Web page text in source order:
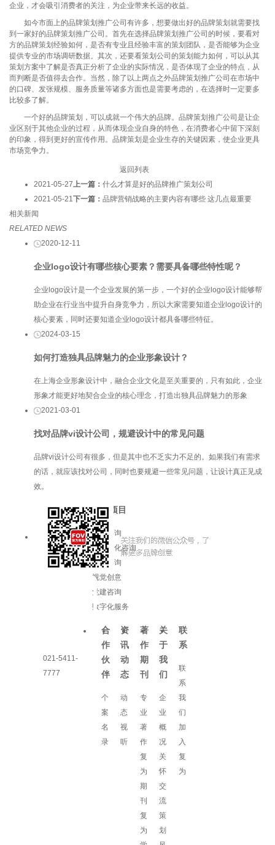
企业，才会吸引消费者的关注，为企业带来长远的收益。
如今市面上的品牌策划推广公司有许多，想要做出好的品牌策划就需要找
到一家好的品牌策划推广公司。首先在选择品牌策划推广公司的时候，要看对
方的品牌策划经验如何，是否有专业且经验丰富的策划团队，是否能够为企业
提供专业的市场调研数据。其次，还要看策划公司的策划能力如何，可以从其
策划方案中了解是否真正分析了企业的实际情况，是否体现了企业的特点，从
而判断是否值得去合作。当然，除了以上两点之外品牌策划推广公司在市场中
的口碑、发张规模、服务质量等诸多方面也是需要考虑的，在选择时一定要多
比较多了解。
一个好的品牌策划，可以成就一个伟大的品牌。品牌策划推广公司是让企
业区别于其他企业的过程，从而体现企业自身的特色，在消费者心中留下深刻
的印象，得到更好的宣传作用。品牌策划是企业生存的关键因素，使企业更具
市场竞争力。
返回列表
2021-05-27上一篇： 什么才算是好的品牌推广策划公司
2021-05-21下一篇： 品牌营销战略的主要内容有哪些 这几点最重要
相关新闻
RELATED NEWS
2020-12-11
企业logo设计有哪些核心要素？需要具备哪些特性呢？
企业logo设计是一个企业发展的第一步，一个好的企业logo设计能够帮
助企业在行业当中提升自身竞争力，所以大家需要知道企业logo设计的
核心要素，同时还要知道企业logo设计都具备哪些特征。
2024-03-15
如何打造独具品牌魅力的企业形象设计？
在上海企业形象设计中，融合企业文化是至关重要的，只有如此，企业
形象才能更好地契合企业的核心理念，打造出独具品牌魅力的形象
2021-03-01
找对品牌vi设计公司，规避设计中的常见问题
品牌vi设计公司有很多，但是其中也不乏实力不足的。如果我们有需求
的话，就应该找对公司，同时也要规避一些常见问题，让设计真正见成
效。
021-5411-
7777
服务项目
品牌咨询
企业文化咨询
增长咨询
视觉创意
党建咨询
数字化服务
合
作
伙
伴
个
案
名
录
资
讯
动
态
动
态
视
听
著
作
期
刊
专
业
著
作
复
为
期
刊
复
为
关
于
我
们
企
业
概
况
关
怀
交
流
策
划
联
系
联
系
我
们
加
入
复
为